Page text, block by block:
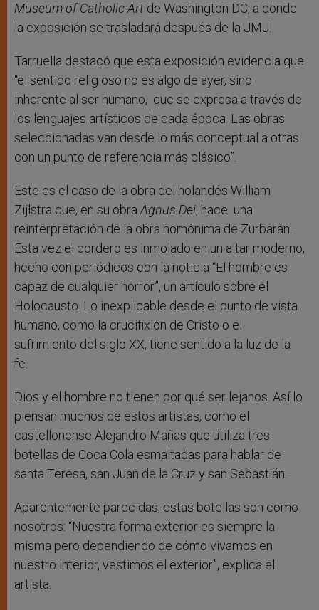
Museum of Catholic Art de Washington DC, a donde
la exposición se trasladará después de la JMJ.
Tarruella destacó que esta exposición evidencia que
“el sentido religioso no es algo de ayer, sino
inherente al ser humano, que se expresa a través de
los lenguajes artísticos de cada época. Las obras
seleccionadas van desde lo más conceptual a otras
con un punto de referencia más clásico”.
Este es el caso de la obra del holandés William
Zijlstra que, en su obraAgnus Dei, hace una
reinterpretación de la obra homónima de Zurbarán.
Esta vez el cordero es inmolado en un altar moderno,
hecho con periódicos con la noticia “El hombre es
capaz de cualquier horror”, un artículo sobre el
Holocausto. Lo inexplicable desde el punto de vista
humano, como la crucifixión de Cristo o el
sufrimiento del siglo XX, tiene sentido a la luz de la
fe.
Dios y el hombre no tienen por qué ser lejanos. Así lo
piensan muchos de estos artistas, como el
castellonense Alejandro Mañas que utiliza tres
botellas de Coca Cola esmaltadas para hablar de
santa Teresa, san Juan de la Cruz y san Sebastián.
Aparentemente parecidas, estas botellas son como
nosotros: “Nuestra forma exterior es siempre la
misma pero dependiendo de cómo vivamos en
nuestro interior, vestimos el exterior”, explica el
artista.